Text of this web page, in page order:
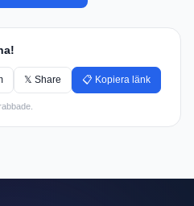
𝕏 Share 📋 Kopiera länk